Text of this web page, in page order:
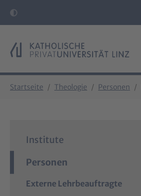
Startseite Theologie Personen
Institute
Personen
Externe Lehrbeauftragte(